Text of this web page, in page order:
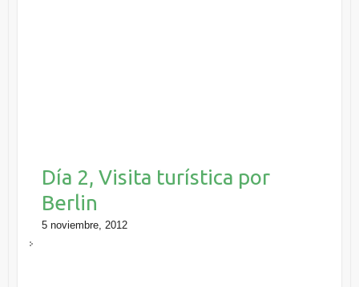
Día 2, Visita turística por
Berlin
5 noviembre, 2012